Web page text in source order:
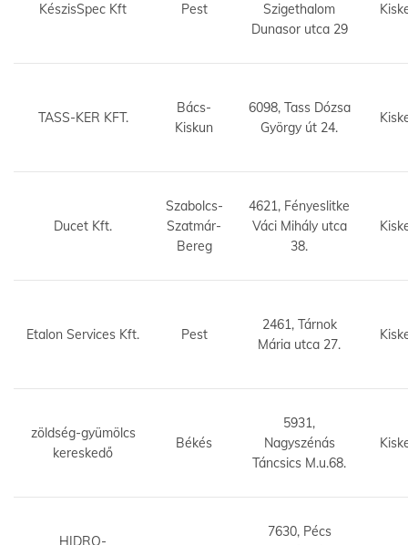
KészisSpec Kft Pest
Szigethalom
Dunasor utca 29
TASS-KER KFT.
Bács-
Kiskun
6098, Tass Dózsa
György út 24.
Ducet Kft.
Szabolcs-
Szatmár-
Bereg
4621, Fényeslitke
Váci Mihály utca
38.
Etalon Services Kft. Pest
2461, Tárnok
Mária utca 27.
zöldség-gyümölcs
kereskedő
Békés
5931,
Nagyszénás
Táncsics M.u.68.
HIDRO-
7630, Pécs